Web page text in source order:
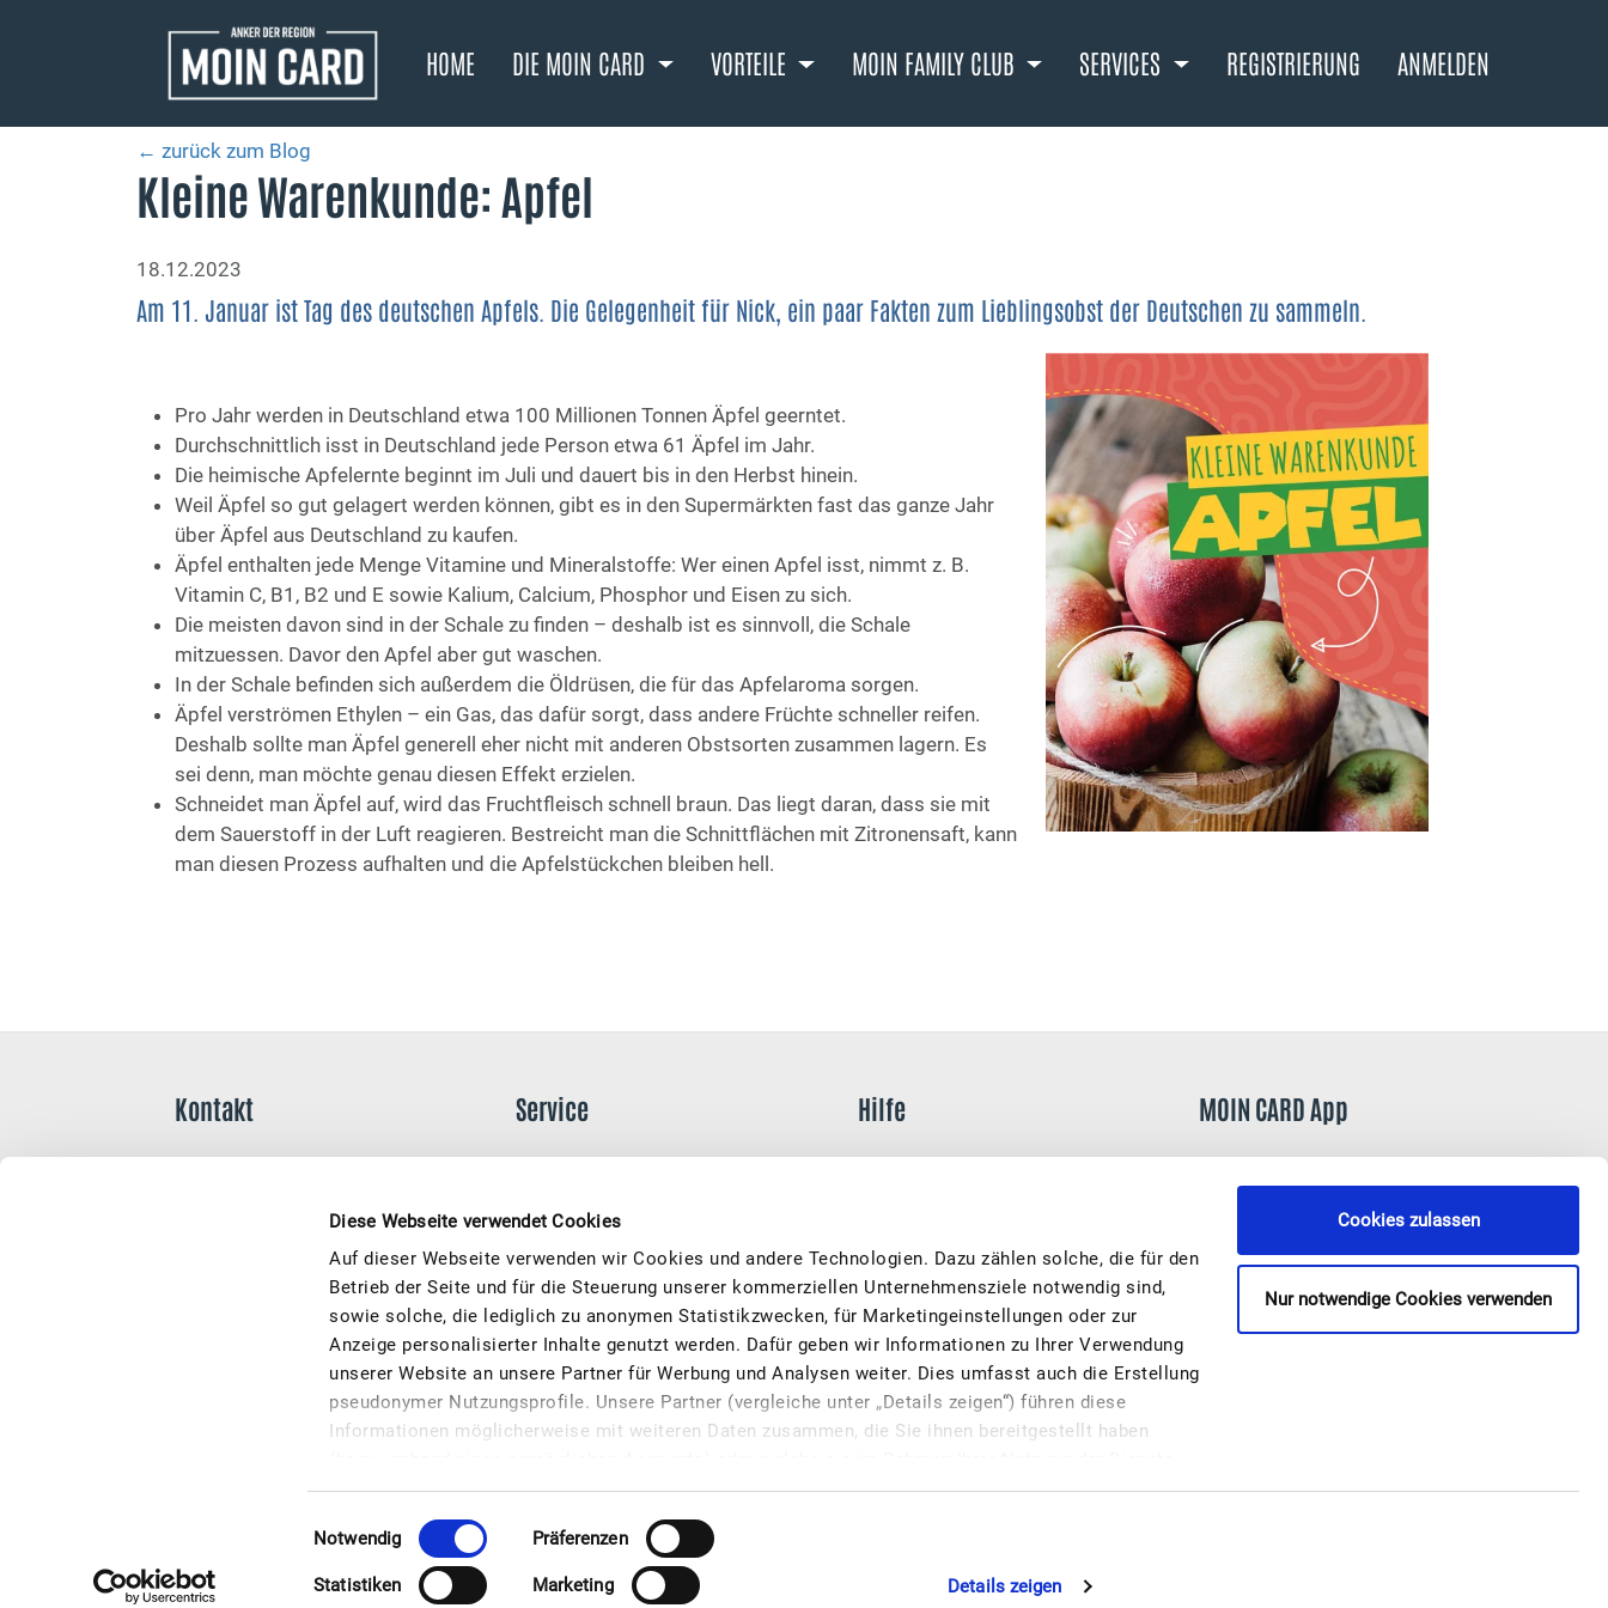
Diese Webseite verwendet Cookies
Auf dieser Webseite verwenden wir Cookies und andere Technologien. Dazu zählen solche, die für den
Betrieb der Seite und für die Steuerung unserer kommerziellen Unternehmensziele notwendig sind,
sowie solche, die lediglich zu anonymen Statistikzwecken, für Marketingeinstellungen oder zur
Anzeige personalisierter Inhalte genutzt werden. Dafür geben wir Informationen zu Ihrer Verwendung
unserer Website an unsere Partner für Werbung und Analysen weiter. Dies umfasst auch die Erstellung
pseudonymer Nutzungsprofile. Unsere Partner (vergleiche unter „Details zeigen“) führen diese
Informationen möglicherweise mit weiteren Daten zusammen, die Sie ihnen bereitgestellt haben
gesammelt haben (bspw. Nutzungsdaten anderer Geräte). Cookies werden zur Personalisierung von
Anzeigen genutzt. Die Speicherung bzw. der Zugriff auf Informationen erfolgt dabei aufgrund Ihrer
Einwilligung nach Maßgabe von § 25 Abs. 1 TDDDG, die weitere Verarbeitung aufgrund Ihrer
Einwilligung nach Art. 6 Abs. 1 S. 1 lit. a DSGVO. Unter „Details zeigen“ können Sie Cookies individuell
verwalten und Ihre Einwilligung jederzeit für die Zukunft ändern oder widerrufen.
Einwilligungsauswahl
Notwendig Präferenzen
Statistiken Marketing Details zeigen
Cookies zulassen
Nur notwendige Cookies verwenden
HOME DIE MOIN CARD VORTEILE MOIN FAMILY CLUB SERVICES REGISTRIERUNG ANMELDEN
← zurück zum Blog
Kleine Warenkunde: Apfel
18.12.2023
Am 11. Januar ist Tag des deutschen Apfels. Die Gelegenheit für Nick, ein paar Fakten zum Lieblingsobst der Deutschen zu sammeln.
Pro Jahr werden in Deutschland etwa 100 Millionen Tonnen Äpfel geerntet.
Durchschnittlich isst in Deutschland jede Person etwa 61 Äpfel im Jahr.
Die heimische Apfelernte beginnt im Juli und dauert bis in den Herbst hinein.
Weil Äpfel so gut gelagert werden können, gibt es in den Supermärkten fast das ganze Jahr
über Äpfel aus Deutschland zu kaufen.
Äpfel enthalten jede Menge Vitamine und Mineralstoffe: Wer einen Apfel isst, nimmt z. B.
Vitamin C, B1, B2 und E sowie Kalium, Calcium, Phosphor und Eisen zu sich.
Die meisten davon sind in der Schale zu finden – deshalb ist es sinnvoll, die Schale
mitzuessen. Davor den Apfel aber gut waschen.
In der Schale befinden sich außerdem die Öldrüsen, die für das Apfelaroma sorgen.
Äpfel verströmen Ethylen – ein Gas, das dafür sorgt, dass andere Früchte schneller reifen.
Deshalb sollte man Äpfel generell eher nicht mit anderen Obstsorten zusammen lagern. Es
sei denn, man möchte genau diesen Effekt erzielen.
Schneidet man Äpfel auf, wird das Fruchtfleisch schnell braun. Das liegt daran, dass sie mit
dem Sauerstoff in der Luft reagieren. Bestreicht man die Schnittflächen mit Zitronensaft, kann
man diesen Prozess aufhalten und die Apfelstückchen bleiben hell.
Kontakt Service
Datenschutz
Impressum
Widerrufsrecht
Cookieverwaltung
Hilfe
Kunden werben
MOIN CARD App
© 2026 MOINCARD. All rights reserved.